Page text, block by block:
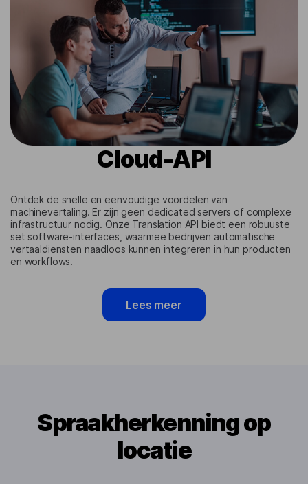
Cloud-API
Ontdek de snelle en eenvoudige voordelen van
machinevertaling. Er zijn geen dedicated servers of complexe
infrastructuur nodig. Onze Translation API biedt een robuuste
set software-interfaces, waarmee bedrijven automatische
vertaaldiensten naadloos kunnen integreren in hun producten
en workflows.
Lees meer
Spraakherkenning op
locatie